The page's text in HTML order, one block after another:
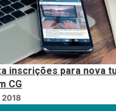
inscrições para nova
CG